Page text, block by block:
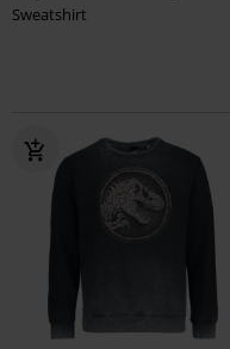
Sweatshirt